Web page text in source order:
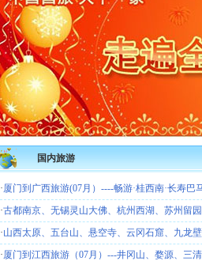
国内旅游
·厦门到广西旅游(07月）----畅游·桂西南·长寿
·古都南京、无锡灵山大佛、杭州西湖、苏州留
·山西太原、五台山、悬空寺、云冈石窟、九龙
·厦门到江西旅游（07月）---井冈山、婺源、三